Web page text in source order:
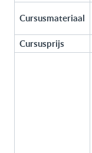
Cursusmateriaal
Cursusprijs